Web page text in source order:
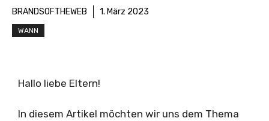
BRANDSOFTHEWEB 1. März 2023
WANN
Hallo liebe Eltern!
In diesem Artikel möchten wir uns dem Thema